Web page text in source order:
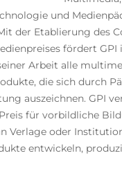
und
der Etablierung des
fördert GPI
Arbeit alle
die sich durch
auszeichnen. GPI
für vorbildliche
Verlage oder
entwickeln,